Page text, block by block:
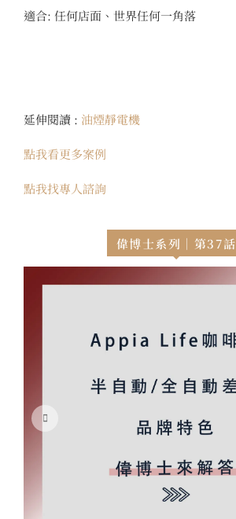
適合: 任何店面、世界任何一角落
延伸閱讀 : 油煙靜電機
點我看更多案例
點我找專人諮詢
偉博士系列｜第37話